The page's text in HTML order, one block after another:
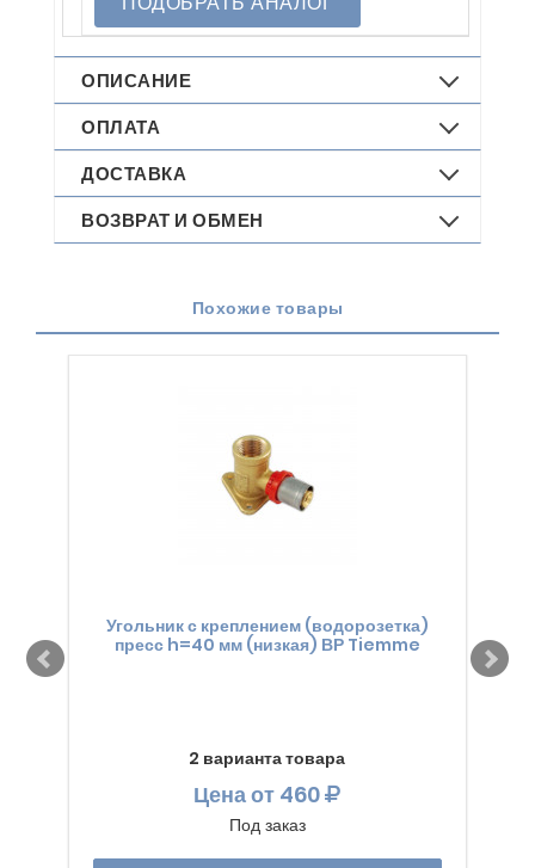
ОПИСАНИЕ
ОПЛАТА
ДОСТАВКА
ВОЗВРАТ И ОБМЕН
Похожие товары
Угольник с креплением (водорозетка)
пресс h=40 мм (низкая) ВР Tiemme
2 варианта товара
Ценаот 460
Под заказ